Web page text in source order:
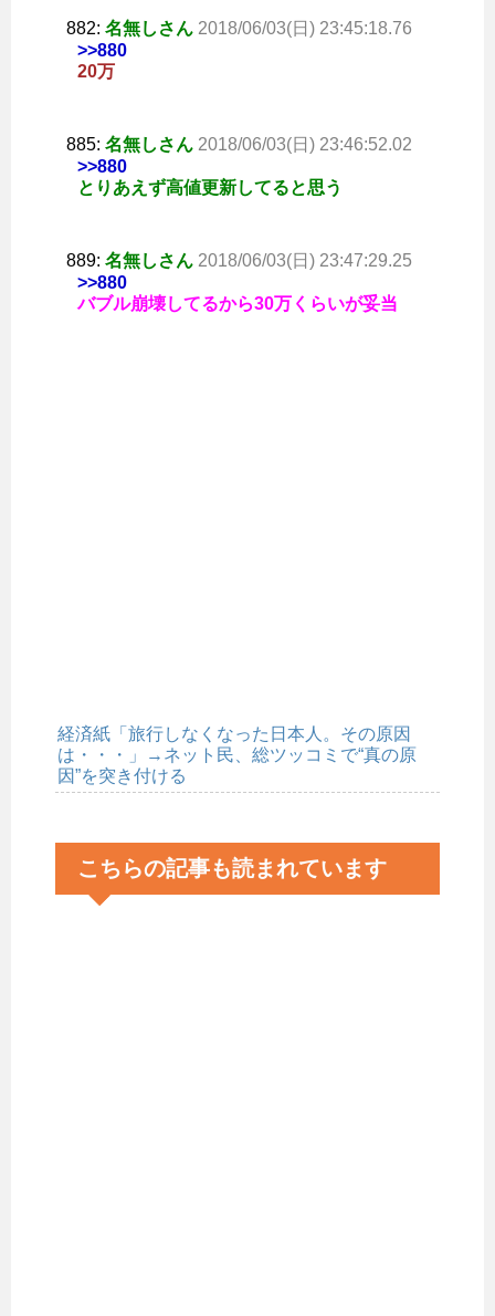
882: 名無しさん 2018/06/03(日) 23:45:18.76
>>880
20万
885: 名無しさん 2018/06/03(日) 23:46:52.02
>>880
とりあえず高値更新してると思う
889: 名無しさん 2018/06/03(日) 23:47:29.25
>>880
バブル崩壊してるから30万くらいが妥当
経済紙「旅行しなくなった日本人。その原因
は・・・」→ネット民、総ツッコミで“真の原
因”を突き付ける
こちらの記事も読まれています